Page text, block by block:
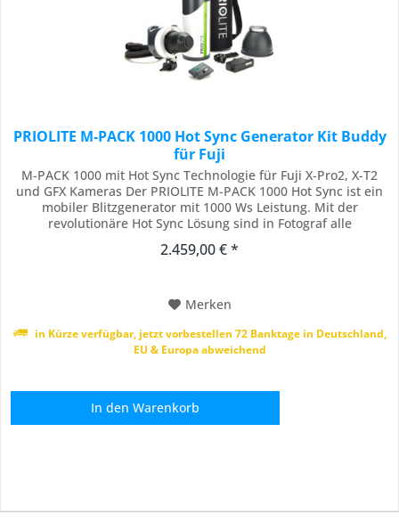
PRIOLITE M-PACK 1000 Hot Sync Generator Kit Buddy
für Fuji
M-PACK 1000 mit Hot Sync Technologie für Fuji X-Pro2, X-T2
und GFX Kameras Der PRIOLITE M-PACK 1000 Hot Sync ist ein
mobiler Blitzgenerator mit 1000 Ws Leistung. Mit der
revolutionäre Hot Sync Lösung sind in Fotograf alle
extreme Verschlusszeit wie 1/8000 Sekunde ist mit der Hot
2.459,00 € *
Merken
in Kürze verfügbar, jetzt vorbestellen 72 Banktage in Deutschland,
EU & Europa abweichend
In den Warenkorb